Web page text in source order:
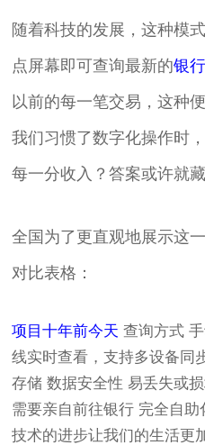
随着科技的发展，这种模
点屏幕即可查询最新的银
以前的每一笔交易，这种
我们习惯了数字化操作时
每一分收入？答案或许就
全国为了更直观地展示这
对比表格：
项目十年前今天 查询方式
线实时查看，支持多设备同
存储 数据安全性 易丢失或
需要亲自前往银行 完全自助
技术的进步让我们的生活更